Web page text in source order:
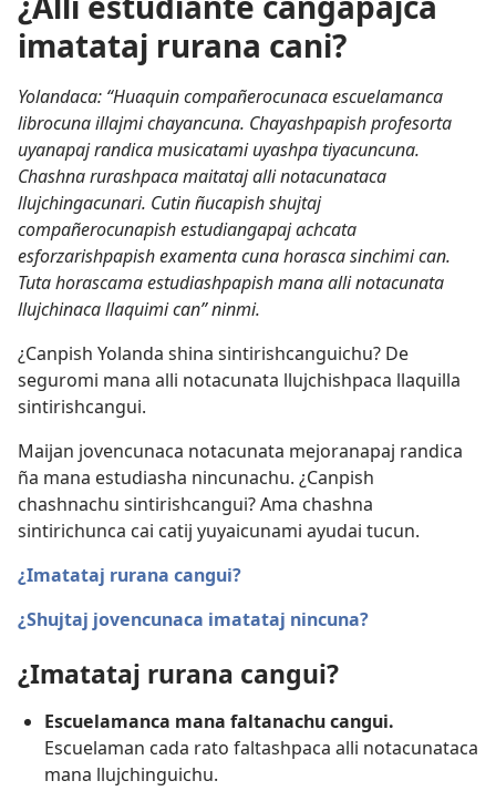
imatataj rurana cani?
Yolandaca: “Huaquin compañerocunaca escuelamanca
librocuna illajmi chayancuna. Chayashpapish profesorta
uyanapaj randica musicatami uyashpa tiyacuncuna.
Chashna rurashpaca maitataj alli notacunataca
llujchingacunari. Cutin ñucapish shujtaj
compañerocunapish estudiangapaj achcata
esforzarishpapish examenta cuna horasca sinchimi can.
Tuta horascama estudiashpapish mana alli notacunata
llujchinaca llaquimi can” ninmi.
¿Canpish Yolanda shina sintirishcanguichu? De
seguromi mana alli notacunata llujchishpaca llaquilla
sintirishcangui.
Maijan jovencunaca notacunata mejoranapaj randica
ña mana estudiasha nincunachu. ¿Canpish
chashnachu sintirishcangui? Ama chashna
sintirichunca cai catij yuyaicunami ayudai tucun.
¿Imatataj rurana cangui?
¿Shujtaj jovencunaca imatataj nincuna?
¿Imatataj rurana cangui?
Escuelamanca mana faltanachu cangui.
Escuelaman cada rato faltashpaca alli notacunataca
mana llujchinguichu.